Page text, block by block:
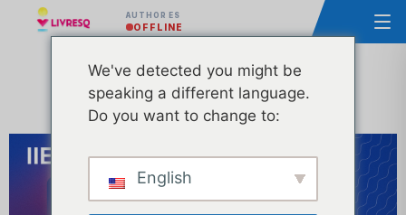
AUTHOR ES
OFFLINE
We've detected you might be
speaking a different language.
Do you want to change to:
English